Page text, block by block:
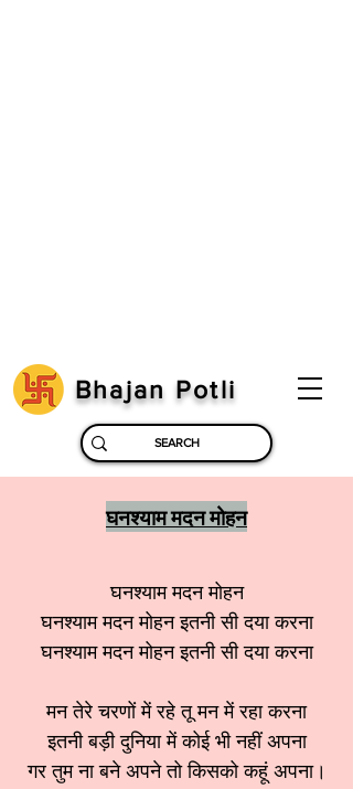
Bhajan Potli
घनश्याम मदन मोहन
घनश्याम मदन मोहन
घनश्याम मदन मोहन इतनी सी दया करना
घनश्याम मदन मोहन इतनी सी दया करना
मन तेरे चरणों में रहे तू मन में रहा करना
इतनी बड़ी दुनिया में कोई भी नहीं अपना
गर तुम ना बने अपने तो किसको कहूं अपना।